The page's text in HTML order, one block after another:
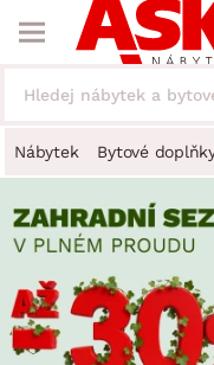
Nábytek Bytové